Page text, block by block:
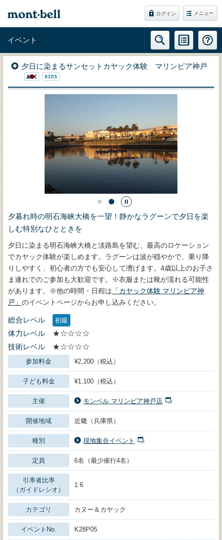
ログイン メニュー
イベント
夕日に染まるサンセットカヤック体験 マリンピア神戸
夕暮れ時の明石海峡大橋を一望！静かなラグーンで夕日を楽
しむ特別なひとときを
夕日に染まる明石海峡大橋と淡路島を望む、最高のロケーション
でカヤック体験が楽しめます。ラグーンは波が穏やかで、乗り降
りしやすく、初心者の方でも安心して漕げます。4歳以上のお子さ
ま連れでのご参加も大歓迎です。※衣服または靴が濡れる可能性
があります。※他の時間・日程は 「カヤック体験 マリンピア神
戸」 のイベントページからお申し込みください。
総合レベル 初級
体力レベル
★☆☆☆☆
技術レベル
★☆☆☆☆
参加料金 ¥2,200（税込）
子ども料金 ¥1,100（税込）
主催 モンベル マリンピア神戸店
開催地域 近畿（兵庫県）
種別 現地集合イベント
定員 6名（最少催行4名）
引率者比率
（ガイドレシオ）
1:6
カテゴリ カヌー＆カヤック
イベントNo. K28P05